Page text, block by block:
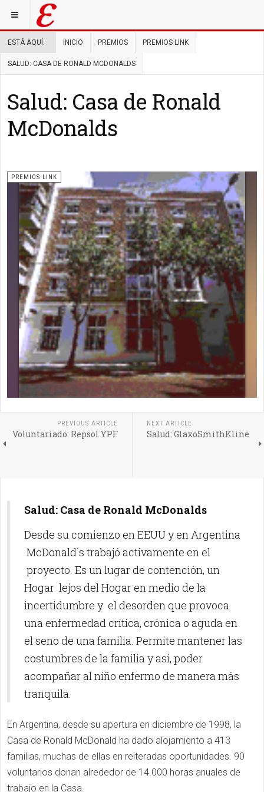
ESTÁ AQUÍ: INICIO PREMIOS PREMIOS LINK
SALUD: CASA DE RONALD MCDONALDS
Salud: Casa de Ronald
McDonalds
PREMIOS LINK
PREVIOUS ARTICLE
Voluntariado: Repsol YPF
NEXT ARTICLE
Salud: GlaxoSmithKline
Salud: Casa de Ronald McDonalds
Desde su comienzo en EEUU y en Argentina
McDonald´s trabajó activamente en el
proyecto. Es un lugar de contención, un
Hogar lejos del Hogar en medio de la
incertidumbre y el desorden que provoca
una enfermedad crítica, crónica o aguda en
el seno de una familia. Permite mantener las
costumbres de la familia y así, poder
acompañar al niño enfermo de manera más
tranquila.
En Argentina, desde su apertura en diciembre de 1998, la
Casa de Ronald McDonald ha dado alojamiento a 413
familias, muchas de ellas en reiteradas oportunidades. 90
voluntarios donan alrededor de 14.000 horas anuales de
trabajo en la Casa.